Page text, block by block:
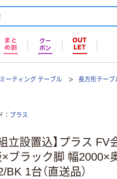
ーティング テーブル
長方形テーブ
プラス
組立設置込】プラス
ブラック脚 幅2000×
BK 1台（直送品）